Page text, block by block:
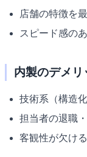
店舗の特徴を
スピード感の
内製のデメリ
技術系（構造
担当者の退職
客観性が欠け